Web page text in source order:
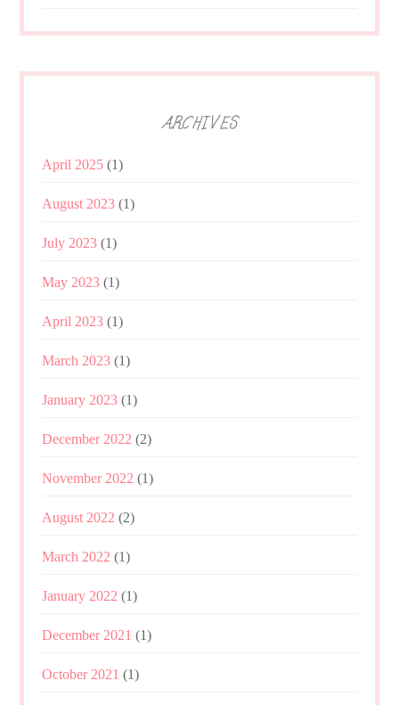
ARCHIVES
April 2025 (1)
August 2023 (1)
July 2023 (1)
May 2023 (1)
April 2023 (1)
March 2023 (1)
January 2023 (1)
December 2022 (2)
November 2022 (1)
August 2022 (2)
March 2022 (1)
January 2022 (1)
December 2021 (1)
October 2021 (1)